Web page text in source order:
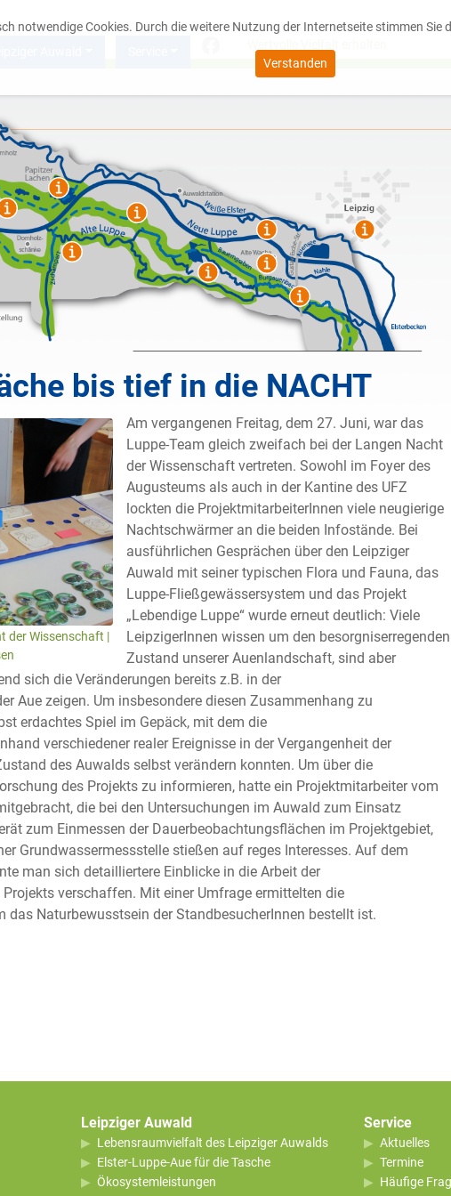
notwendige Cookies. Durch die weitere Nutzung der Internetseite stimmen
Verstanden
bis tief in die NACHT
der Wissenschaft |
Am vergangenen Freitag, dem 27. Juni, war das
Luppe-Team gleich zweifach bei der Langen Nacht
der Wissenschaft vertreten. Sowohl im Foyer des
Augusteums als auch in der Kantine des UFZ
lockten die ProjektmitarbeiterInnen viele neugierige
Nachtschwärmer an die beiden Infostände. Bei
ausführlichen Gesprächen über den Leipziger
Auwald mit seiner typischen Flora und Fauna, das
Luppe-Fließgewässersystem und das Projekt
„Lebendige Luppe“ wurde erneut deutlich: Viele
LeipzigerInnen wissen um den besorgniserregenden
Zustand unserer Auenlandschaft, sind aber
sich die Veränderungen bereits z.B. in der
Aue zeigen. Um insbesondere diesen Zusammenhang zu
erdachtes Spiel im Gepäck, mit dem die
verschiedener realer Ereignisse in der Vergangenheit der
des Auwalds selbst verändern konnten. Um über die
des Projekts zu informieren, hatte ein Projektmitarbeiter vom
die bei den Untersuchungen im Auwald zum Einsatz
zum Einmessen der Dauerbeobachtungsflächen im Projektgebiet,
Grundwassermessstelle stießen auf reges Interesses. Auf dem
man sich detailliertere Einblicke in die Arbeit der
verschaffen. Mit einer Umfrage ermittelten die
das Naturbewusstsein der StandbesucherInnen bestellt ist.
Leipziger Auwald
Lebensraumvielfalt des Leipziger Auwalds
Elster-Luppe-Aue für die Tasche
Ökosystemleistungen
Service
Aktuelles
Termine
Häufige